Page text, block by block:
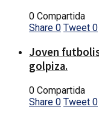
0 Compartida
Share 0 Tweet 0
Joven
golpiza.
0 Compartida
Share 0 Tweet 0